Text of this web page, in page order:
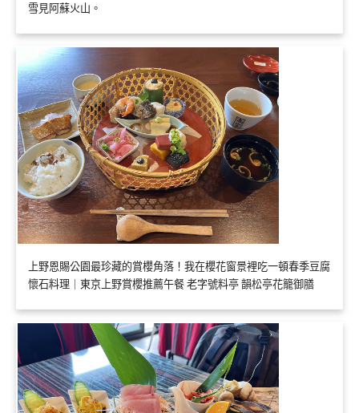
雪見阿蘇火山。
上野恩賜公園最珍藏的賞櫻角落！我在櫻花窗景裡吃一頓春季豆腐
懷石料理｜東京上野賞櫻推薦午餐 老字號料亭 韻松亭花籠御膳